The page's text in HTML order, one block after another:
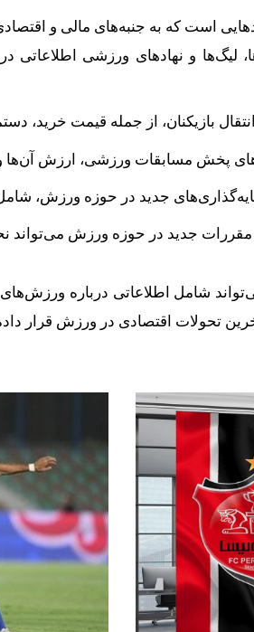
است که به جنبه‌های مالی و
لیگ‌ها و نهادهای ورزشی اطلاعاتی
بازیکنان، از جمله قیمت خرید،
پخش مسابقات ورزشی، ارزش آن‌ها
جدید در حوزه ورزش،
مقررات جدید در حوزه ورزش می‌تواند
شامل اطلاعاتی درباره
آخرین تحولات اقتصادی در ورزش